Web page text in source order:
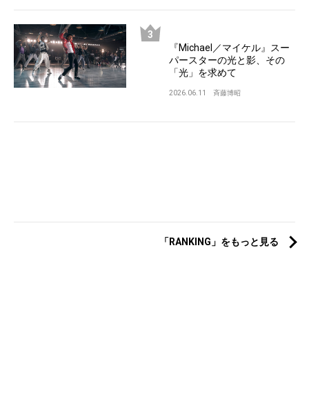
『Michael／マイケル』スー
パースターの光と影、その
「光」を求めて
2026.06.11 斉藤博昭
「RANKING」をもっと見る